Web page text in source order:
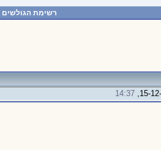
רשימת הגולשים
14:37